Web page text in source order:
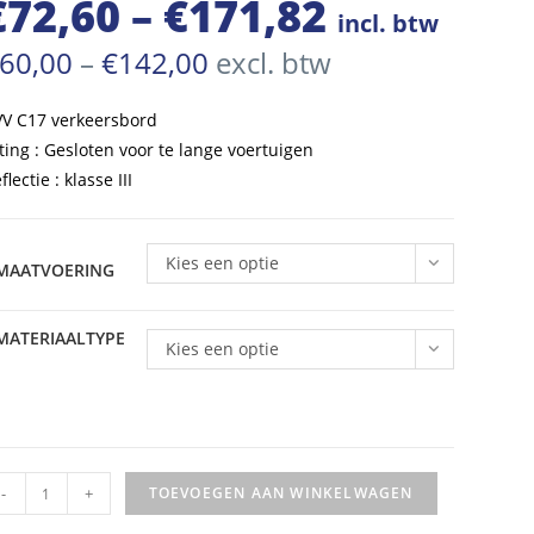
72,60 – €171,82Prijsklasse:
incl. btw
– €142,00 Prijsklasse:
€60,00
excl. btw
C17 verkeersbord
: Gesloten voor te lange voertuigen
: klasse III
Kies een optie
Kies een optie
- + TOEVOEGEN AAN WINKELWAGEN